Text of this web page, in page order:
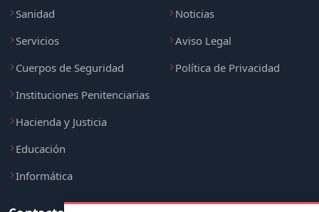
Sanidad
Servicios
Cuerpos de Seguridad
Instituciones Penitenciarias
Hacienda y Justicia
Educación
Informática
Noticias
Aviso Legal
Política de Privacidad